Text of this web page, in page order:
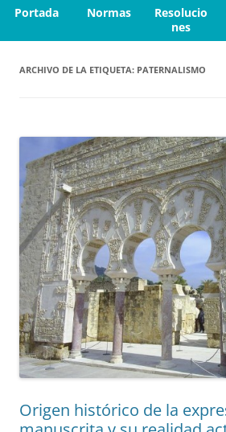
Portada Normas
Resolucio
nes
ARCHIVO DE LA ETIQUETA: PATERNALISMO
Origen histórico de la